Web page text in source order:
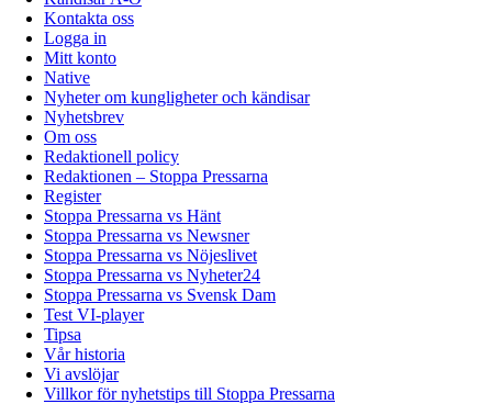
Kontakta oss
Logga in
Mitt konto
Native
Nyheter om kungligheter och kändisar
Nyhetsbrev
Om oss
Redaktionell policy
Redaktionen – Stoppa Pressarna
Register
Stoppa Pressarna vs Hänt
Stoppa Pressarna vs Newsner
Stoppa Pressarna vs Nöjeslivet
Stoppa Pressarna vs Nyheter24
Stoppa Pressarna vs Svensk Dam
Test VI-player
Tipsa
Vår historia
Vi avslöjar
Villkor för nyhetstips till Stoppa Pressarna